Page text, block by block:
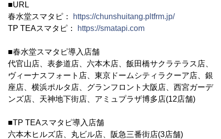
■URL
春水堂スマタピ：
https://chunshuitang.pltfrm.jp/
TP TEAスマタピ：
https://smatapi.com
■春水堂スマタピ導入店舗
代官山店、表参道店、六本木店、飯田橋サクラテラス店、
ヴィーナスフォート店、東京ドームシティラクーア店、銀
座店、横浜ポルタ店、グランフロント大阪店、西宮ガーデ
ンズ店、天神地下街店、アミュプラザ博多店(12店舗)
■TP TEAスマタピ導入店舗
六本木ヒルズ店、丸ビル店、阪急三番街店(3店舗)